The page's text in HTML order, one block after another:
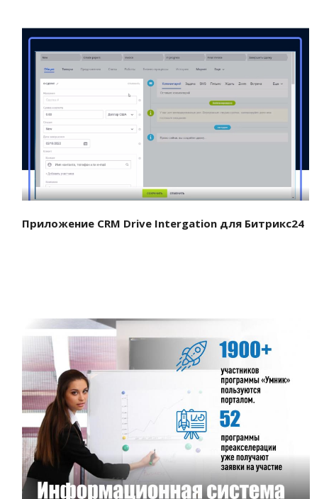
Смотреть проект
Приложение CRM Drive Intergation для Битрикс24
Смотреть проект